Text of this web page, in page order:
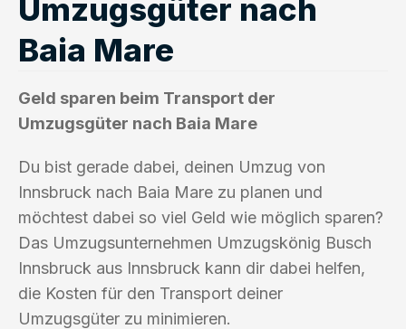
Umzugsgüter nach
Baia Mare
Geld sparen beim Transport der
Umzugsgüter nach Baia Mare
Du bist gerade dabei, deinen Umzug von
Innsbruck nach Baia Mare zu planen und
möchtest dabei so viel Geld wie möglich sparen?
Das Umzugsunternehmen Umzugskönig Busch
Innsbruck aus Innsbruck kann dir dabei helfen,
die Kosten für den Transport deiner
Umzugsgüter zu minimieren.